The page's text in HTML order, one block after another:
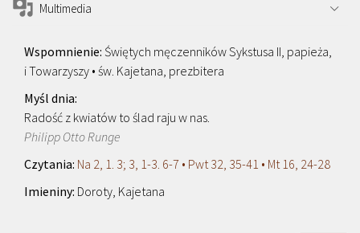
Multimedia
Świętych męczenników Sykstusa II, papieża,
i Towarzyszy • św. Kajetana, prezbitera
Radość z kwiatów to ślad raju w nas.
Philipp Otto Runge
Na 2, 1. 3; 3, 1-3. 6-7 • Pwt 32, 35-41 • Mt 16, 24-28
Doroty, Kajetana